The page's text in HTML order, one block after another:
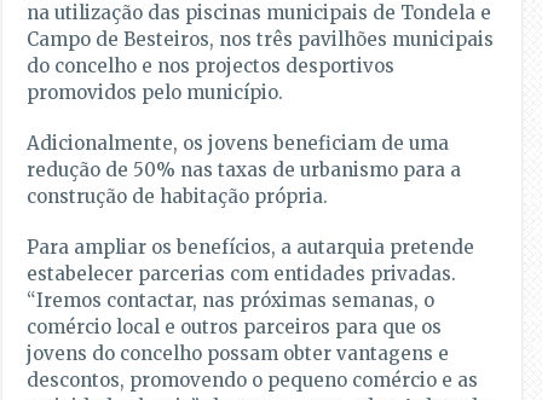
na utilização das piscinas municipais de Tondela e
Campo de Besteiros, nos três pavilhões municipais
do concelho e nos projectos desportivos
promovidos pelo município.
Adicionalmente, os jovens beneficiam de uma
redução de 50% nas taxas de urbanismo para a
construção de habitação própria.
Para ampliar os benefícios, a autarquia pretende
estabelecer parcerias com entidades privadas.
“Iremos contactar, nas próximas semanas, o
comércio local e outros parceiros para que os
jovens do concelho possam obter vantagens e
descontos, promovendo o pequeno comércio e as